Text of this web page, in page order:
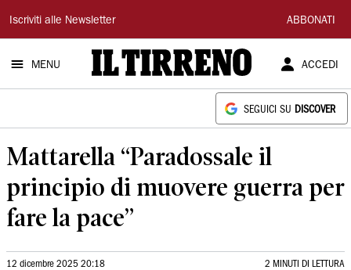
Il
Tirreno
Iscriviti alle Newsletter ABBONATI
MENU ACCEDI
SEGUICI SU DISCOVER
Mattarella “Paradossale il
principio di muovere guerra per
fare la pace”
12 dicembre 2025 20:18 2 MINUTI DI LETTURA